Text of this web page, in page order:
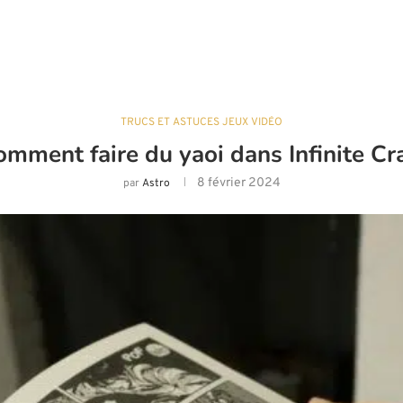
TRUCS ET ASTUCES JEUX VIDÉO
faire du yaoi dans Infinite
parAstro 8 février 2024